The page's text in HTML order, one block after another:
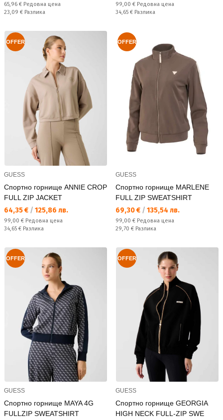
Редовна цена:
65,96 € Редовна цена
Спестявате:
23,09 € Разлика
Редовна цена:
99,00 € Редовна цена
Спестявате:
34,65 € Разлика
OFFER
GUESS
Спортно горнище ANNIE CROP
FULL ZIP JACKET
Текуща цена:
64,35 € / 125,86 лв.
Редовна цена:
99,00 € Редовна цена
Спестявате:
34,65 € Разлика
OFFER
GUESS
Спортно горнище MARLENE
FULL ZIP SWEATSHIRT
Текуща цена:
69,30 € / 135,54 лв.
Редовна цена:
99,00 € Редовна цена
Спестявате:
29,70 € Разлика
OFFER
GUESS
Спортно горнище MAYA 4G
FULLZIP SWEATSHIRT
OFFER
GUESS
Спортно горнище GEORGIA
HIGH NECK FULL-ZIP SWE